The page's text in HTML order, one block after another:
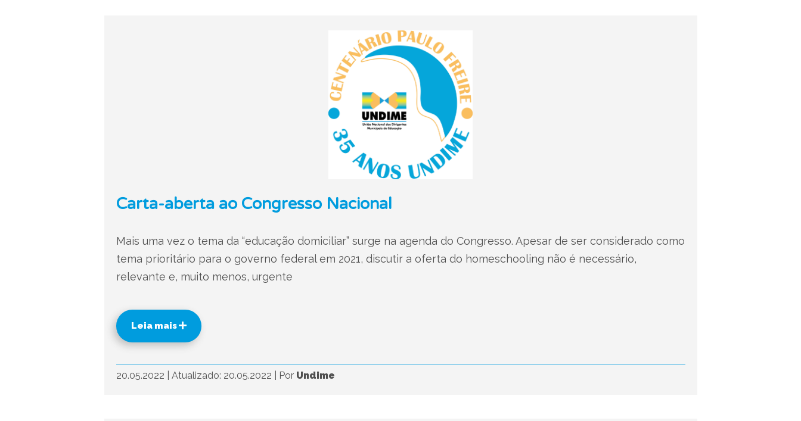
Carta-aberta ao Congresso Nacional
Mais uma vez o tema da “educação domiciliar” surge na agenda do Congresso. Apesar de ser considerado como
tema prioritário para o governo federal em 2021, discutir a oferta do homeschooling não é necessário,
relevante e, muito menos, urgente
Leia mais
20.05.2022 Atualizado: 20.05.2022 Por Undime